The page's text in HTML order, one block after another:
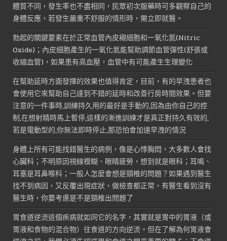
體質不同，發生率也不盡相同，民眾初次服藥時可多觀察自己的
身體反應，若發生嚴重不舒服的情形時，需立即就醫。
勃起的關鍵要素在於正常血管內皮襯細胞和一氧化氮(Nitric
Oxide)；內皮細胞產生的一氧化氮能幫助調節血管彈性(舒張或
收縮血管)，如果患有高血壓，血管中有可能產生生理變化
在幫助延時方面發揮的效果也值得肯定，目前，有的早洩患者也
會使用它來幫助自己達到不錯的延時和改善行房時間效果。但要
注意的一件事時,訓練持久用的最好是手動的,因為由你自己的控
制,在想射精時馬上暫停,這樣的漸進訓練才是真正對持久有效的,
若是電動型的,你無法即時停止,那恐怕會加速早洩的情況
身體上所有可能找錯醫生的病例，像是心悸胸悶，大多數人會找
心臟科；不明原因視線模糊、眼睛疲勞，想到就是眼科；耳鳴、
耳塞是耳鼻喉科；一般人怎麼會想是頸椎的問題？如果遇到醫生
找不到病因，又反覆出現症狀，做檢查都正常，有醫生看到沒有
醫生時，你要考慮是不是頸椎出問題了
胃食道逆流這個疾病就如同它的名字，其實就是胃中的胃液（或
胃液和食物的混合物）往食道的方向逆流。但在了解為何胃液會